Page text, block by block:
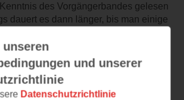
des Vorgängerbandes gelesen
dauert es dann länger, bis man einige
begriffen hat.
ist nicht so stark wie
deshalb vergebe ich nur vier Sterne.
aber ein guter Jugendroman, den ich
weiterempfehle!
unseren
und unserer
Datenschutzrichtlinie